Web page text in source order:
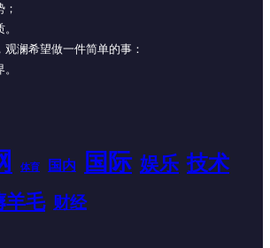
澜希望做一件简单的事：
体育 国内 国际 娱乐 技术
羊毛 财经